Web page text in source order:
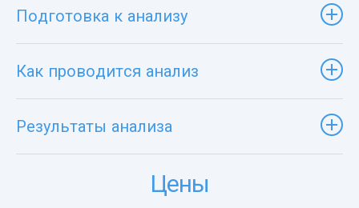
Подготовка к анализу
Как проводится анализ
Результаты анализа
Цены